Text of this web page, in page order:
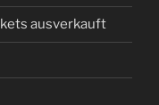
ausverkauft